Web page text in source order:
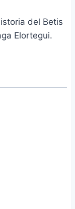
del Betis
Elortegui.